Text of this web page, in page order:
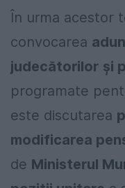
În urma acestor
convocarea
judecătorilor și
programate
este discutarea
modificarea
de Ministerul